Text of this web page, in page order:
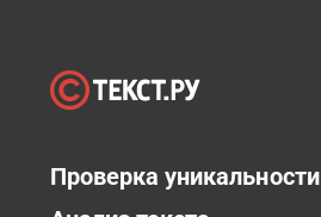
Проверка уникальности